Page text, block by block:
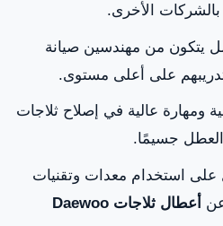
الأخرى.
يتكون من مهندسين صيانة
على أعلى مستوى.
ومهارة عالية في إصلاح ثلاجات
العطل جسيمًا.
استخدام معدات وتقنيات
أعطال ثلاجات Daewoo